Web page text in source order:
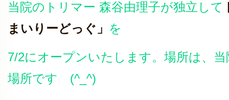
当院のトリマー 森谷由理子が独立して
まいりーどっぐ」 を
7/2にオープンいたします。場所は、
場所です (^_^)